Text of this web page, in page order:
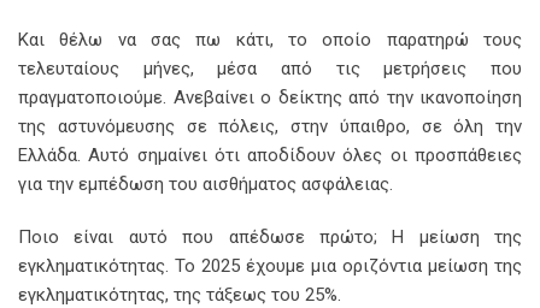
Και θέλω να σας πω κάτι, το οποίο παρατηρώ τους
τελευταίους μήνες, μέσα από τις μετρήσεις που
πραγματοποιούμε. Ανεβαίνει ο δείκτης από την ικανοποίηση
της αστυνόμευσης σε πόλεις, στην ύπαιθρο, σε όλη την
Ελλάδα. Αυτό σημαίνει ότι αποδίδουν όλες οι προσπάθειες
για την εμπέδωση του αισθήματος ασφάλειας.
Ποιο είναι αυτό που απέδωσε πρώτο; Η μείωση της
εγκληματικότητας. Το 2025 έχουμε μια οριζόντια μείωση της
εγκληματικότητας, της τάξεως του 25%.